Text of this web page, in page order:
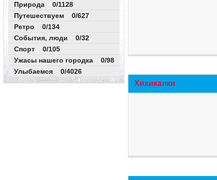
Природа 0/1128
Путешествуем 0/627
Ретро 0/134
События, люди 0/32
Спорт 0/105
Ужасы нашего городка 0/98
Улыбаемся 0/4026
Хихикалки